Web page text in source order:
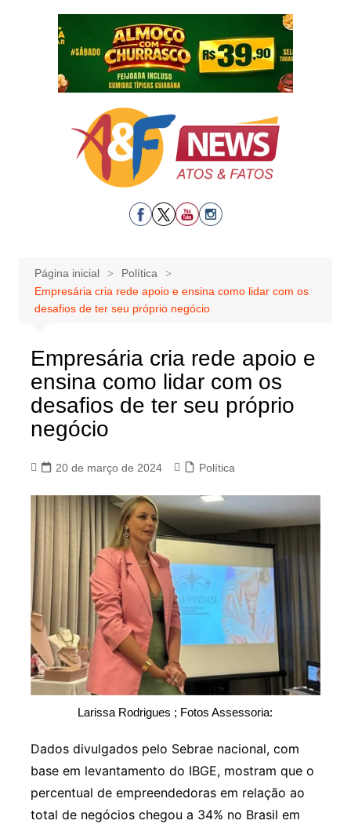
Página inicial
Política
Empresária cria rede apoio e ensina como lidar com os
desafios de ter seu próprio negócio
Empresária cria rede apoio e
ensina como lidar com os
desafios de ter seu próprio
negócio
20 de março de 2024 Política
Larissa Rodrigues ; Fotos Assessoria:
Dados divulgados pelo Sebrae nacional, com
base em levantamento do IBGE, mostram que o
percentual de empreendedoras em relação ao
total de negócios chegou a 34% no Brasil em